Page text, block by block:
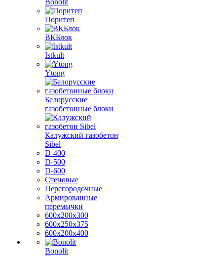
Bonolit
Поритеп
ВКБлок
Istkult
Ytong
Белорусские
газобетонные блоки
Калужский газобетон
Sibel
D-400
D-500
D-600
Стеновые
Перегородочные
Армированные
перемычки
600х200х300
600х250х375
600х200х400
Bonolit